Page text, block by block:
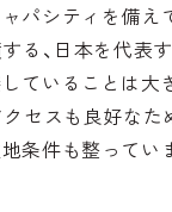
シティを備え
る、日本を代表
ていることは大
セスも良好な
条件も整ってい